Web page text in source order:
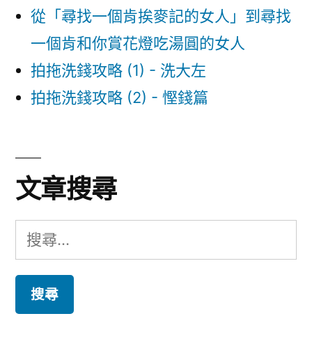
從「尋找一個肯挨麥記的女人」到尋找
一個肯和你賞花燈吃湯圓的女人
拍拖洗錢攻略 (1) - 洗大左
拍拖洗錢攻略 (2) - 慳錢篇
文章搜尋
搜
尋
鍵